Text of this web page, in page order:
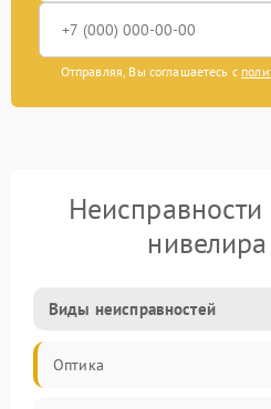
Отправляя, Вы соглашаетесь с
Неисправности
Виды неисправностей
Оптика